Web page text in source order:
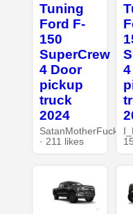
Tuning
Ford F-
150
SuperCrew
4 Door
pickup
truck
2024
SatanMotherFucker
· 211 likes